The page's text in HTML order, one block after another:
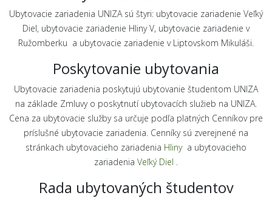
Ubytovacie zariadenia UNIZA sú štyri: ubytovacie zariadenie Veľký
Diel, ubytovacie zariadenie Hliny V, ubytovacie zariadenie v
Ružomberku a ubytovacie zariadenie v Liptovskom Mikuláši.
Poskytovanie ubytovania
Ubytovacie zariadenia poskytujú ubytovanie študentom UNIZA
na základe Zmluvy o poskytnutí ubytovacích služieb na UNIZA.
Cena za ubytovacie služby sa určuje podľa platných Cenníkov pre
príslušné ubytovacie zariadenia. Cenníky sú zverejnené na
stránkach ubytovacieho zariadenia Hliny a ubytovacieho
zariadenia Veľký Diel
Rada ubytovaných študentov